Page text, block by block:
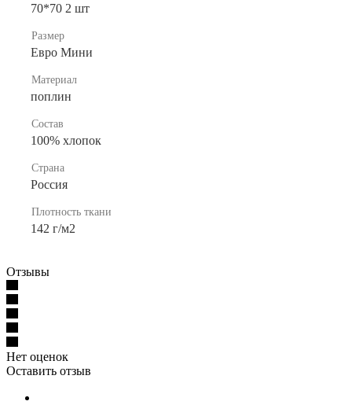
70*70 2 шт
Размер
Евро Мини
Материал
поплин
Состав
100% хлопок
Страна
Россия
Плотность ткани
142 г/м2
Отзывы
Нет оценок
Оставить отзыв